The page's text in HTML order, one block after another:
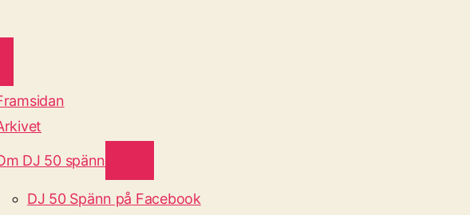
DJ 50 spänn
DJ 50 Spänn på Facebook